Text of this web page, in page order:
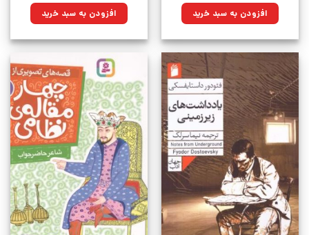
۲۶۰,۰۰۰تومان
بود.
۱۸۵,۹۰۰تومان.افزودن به سبد خرید ۱۹۰,۰۰۰تومان
بود.
۱۳۵,۸۵۰تومان.افزودن به سبد خرید